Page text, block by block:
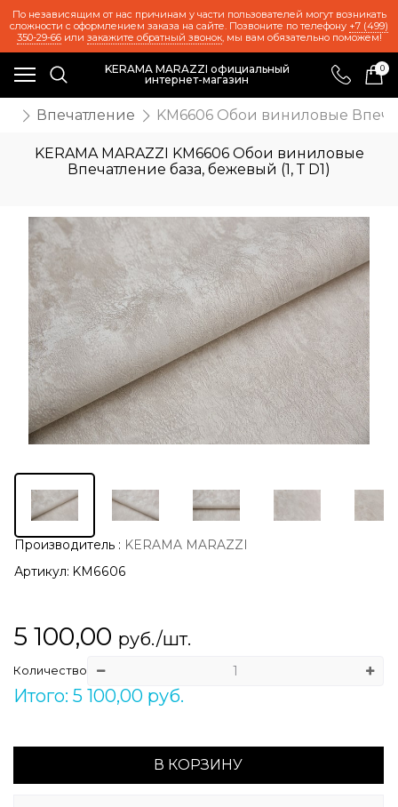
По независящим от нас причинам у части пользователей могут возникать
сложности с оформлением заказа на сайте. Позвоните по телефону +7 (499)
350-29-66или закажите обратный звонок, мы вам обязательно поможем!
KERAMA MARAZZI официальный
интернет-магазин
0
Впечатление KM6606 Обои виниловые
KERAMA MARAZZI KM6606 Обои виниловые
Впечатление база, бежевый (1, Т D1)
Производитель : KERAMA MARAZZI
Артикул: KM6606
5 100,00 руб./шт.
Количество
Итого: 5 100,00 руб.
В КОРЗИНУ